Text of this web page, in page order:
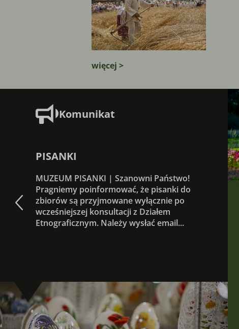
więcej >
Komunikat
PISANKI
MUZEUM PISANKI | Szanowni Państwo!
Pragniemy poinformować, że pisanki do
zbiorów są przyjmowane wyłącznie po
wcześniejszej konsultacji z Działem
Etnograficznym. Należy wysłać email...